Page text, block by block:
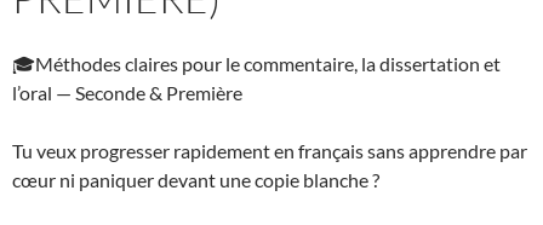
🎓Méthodes claires pour le commentaire, la dissertation et
l’oral — Seconde & Première
Tu veux progresser rapidement en français sans apprendre par
cœur ni paniquer devant une copie blanche ?